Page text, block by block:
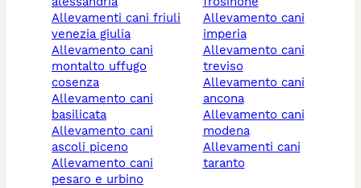
allevamenti cani friuli
venezia giulia
allevamento cani
montalto uffugo
cosenza
allevamento cani
basilicata
allevamento cani
ascoli piceno
allevamento cani
pesaro e urbino
allevamento cani
imperia
allevamento cani
treviso
allevamento cani
ancona
allevamento cani
modena
allevamenti cani
taranto